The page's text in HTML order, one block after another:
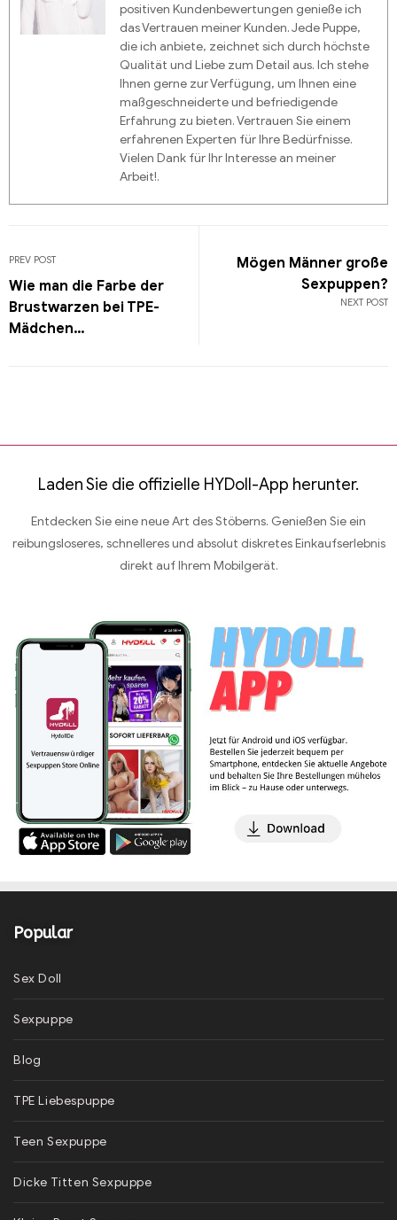
positiven Kundenbewertungen genieße ich
das Vertrauen meiner Kunden. Jede Puppe,
die ich anbiete, zeichnet sich durch höchste
Qualität und Liebe zum Detail aus. Ich stehe
Ihnen gerne zur Verfügung, um Ihnen eine
maßgeschneiderte und befriedigende
Erfahrung zu bieten. Vertrauen Sie einem
erfahrenen Experten für Ihre Bedürfnisse.
Vielen Dank für Ihr Interesse an meiner
Arbeit!.
PREV POST
Wie man die Farbe der
Brustwarzen bei TPE-
Mädchen
NEXT POST
Mögen Männer große
Sexpuppen?
Laden Sie die offizielle HYDoll-App herunter.
Entdecken Sie eine neue Art des Stöberns. Genießen Sie ein
reibungsloseres, schnelleres und absolut diskretes Einkaufserlebnis
direkt auf Ihrem Mobilgerät.
Popular
Sex Doll
Sexpuppe
Blog
TPE Liebespuppe
Teen Sexpuppe
Dicke Titten Sexpuppe